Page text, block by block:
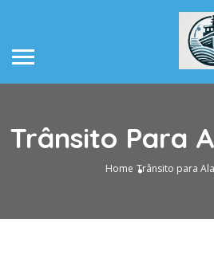
Trânsito Para
Home Trânsito para